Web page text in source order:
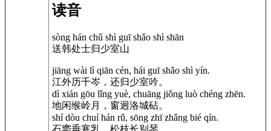
读音
sòng hán chǔ shì guī shǎo shì shān
送韩处士归少室山
jiāng wài lì qiān cén, hái guī shǎo shì yín.
江外历千岑，还归少室吟。
dì xián gōu lǐng yuè, chuāng jiǒng luò chéng zhēn.
地闲缑岭月，窗迥洛城砧。
shí dòu chuí hán rǔ, sōng zhī zhǎng bié qín.